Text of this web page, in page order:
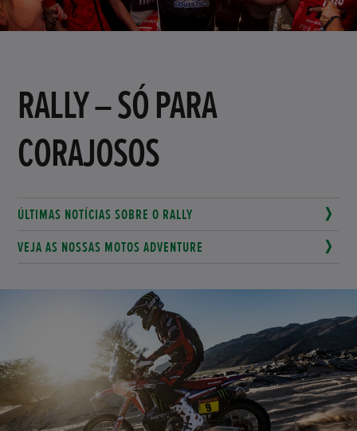
RALLY – SÓ PARA
CORAJOSOS
ÚLTIMAS NOTÍCIAS SOBRE O RALLY
VEJA AS NOSSAS MOTOS ADVENTURE